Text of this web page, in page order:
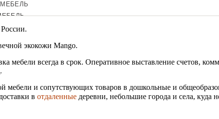
экокожи Mango.
мебели всегда в срок. Оперативное выставление счетов,
мебели и сопутствующих товаров в дошкольные и
в отдаленные деревни, небольшие города и села, куда